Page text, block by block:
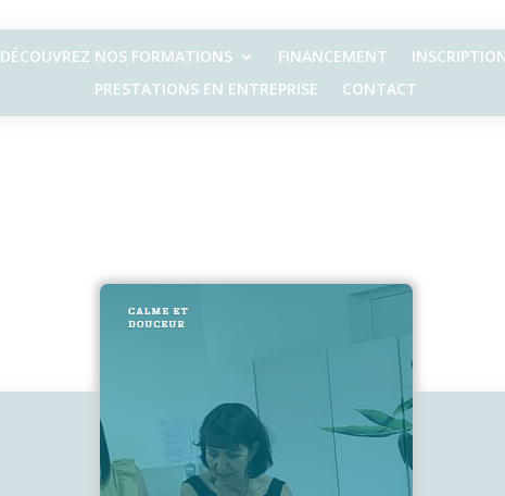
DÉCOUVREZ NOS FORMATIONS FINANCEMENT
PRESTATIONS EN ENTREPRISE
CONTACT
2